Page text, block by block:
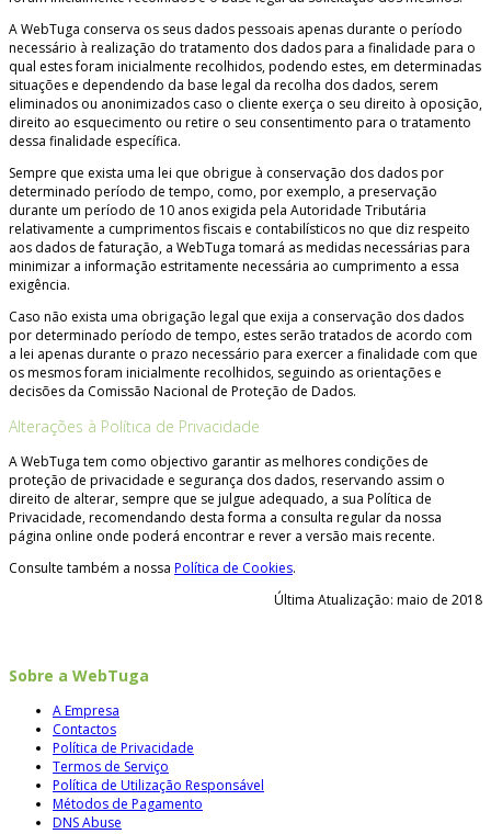
A WebTuga conserva os seus dados pessoais apenas durante o período
necessário à realização do tratamento dos dados para a finalidade para o
qual estes foram inicialmente recolhidos, podendo estes, em determinadas
situações e dependendo da base legal da recolha dos dados, serem
eliminados ou anonimizados caso o cliente exerça o seu direito à oposição,
direito ao esquecimento ou retire o seu consentimento para o tratamento
dessa finalidade específica.
Sempre que exista uma lei que obrigue à conservação dos dados por
determinado período de tempo, como, por exemplo, a preservação
durante um período de 10 anos exigida pela Autoridade Tributária
relativamente a cumprimentos fiscais e contabilísticos no que diz respeito
aos dados de faturação, a WebTuga tomará as medidas necessárias para
minimizar a informação estritamente necessária ao cumprimento a essa
exigência.
Caso não exista uma obrigação legal que exija a conservação dos dados
por determinado período de tempo, estes serão tratados de acordo com
a lei apenas durante o prazo necessário para exercer a finalidade com que
os mesmos foram inicialmente recolhidos, seguindo as orientações e
decisões da Comissão Nacional de Proteção de Dados.
Alterações à Política de Privacidade
A WebTuga tem como objectivo garantir as melhores condições de
proteção de privacidade e segurança dos dados, reservando assim o
direito de alterar, sempre que se julgue adequado, a sua Política de
Privacidade, recomendando desta forma a consulta regular da nossa
página online onde poderá encontrar e rever a versão mais recente.
Consulte também a nossa Política de Cookies.
Última Atualização: maio de 2018
Sobre a WebTuga
A Empresa
Contactos
Política de Privacidade
Termos de Serviço
Política de Utilização Responsável
Métodos de Pagamento
DNS Abuse